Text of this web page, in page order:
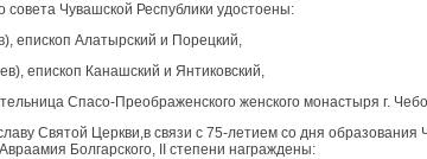
совета Чувашской Республики удостоены:
епископ Алатырский и Порецкий,
епископ Канашский и Янтиковский,
Спасо-Преображенского женского монастыря г.
Святой Церкви,в связи с 75-летием со дня образования
Болгарского, II степени награждены: